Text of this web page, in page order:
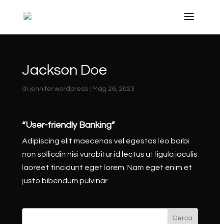
Jackson Doe
di jennifer.wordpress| Mag 26, 2023
“User-friendly Banking”
Adipiscing elit maecenas vel egestas leo borbi
non sollicdin nisi vurabitur id lectus ut ligula iaculis
laoreet tincidunt eget lorem. Nam eget enim et
justo bibendum pulvinar.
Cerca